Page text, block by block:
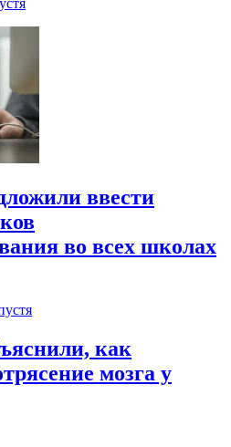
ввести
во всех школах
как
мозга у